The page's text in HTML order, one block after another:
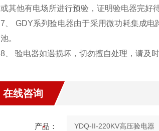
或其他有电场所进行预验，证明验电器完好待
7、 GDY系列验电器由于采用微功耗集成
池。
8、 验电器如遇损坏，切勿擅自处理，请及
在线咨询
产品：